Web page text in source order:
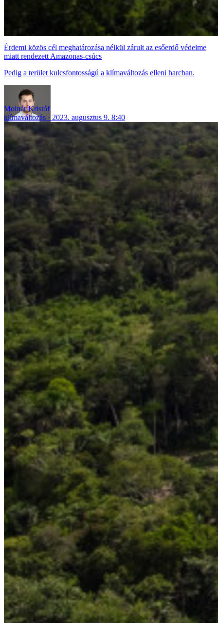
Érdemi közös cél meghatározása nélkül zárult az esőerdő védelme
miatt rendezett Amazonas-csúcs
Pedig a terület kulcsfontosságú a klímaváltozás elleni harcban.
Molnár Kristóf
klímaváltozás
2023. augusztus 9. 8:40